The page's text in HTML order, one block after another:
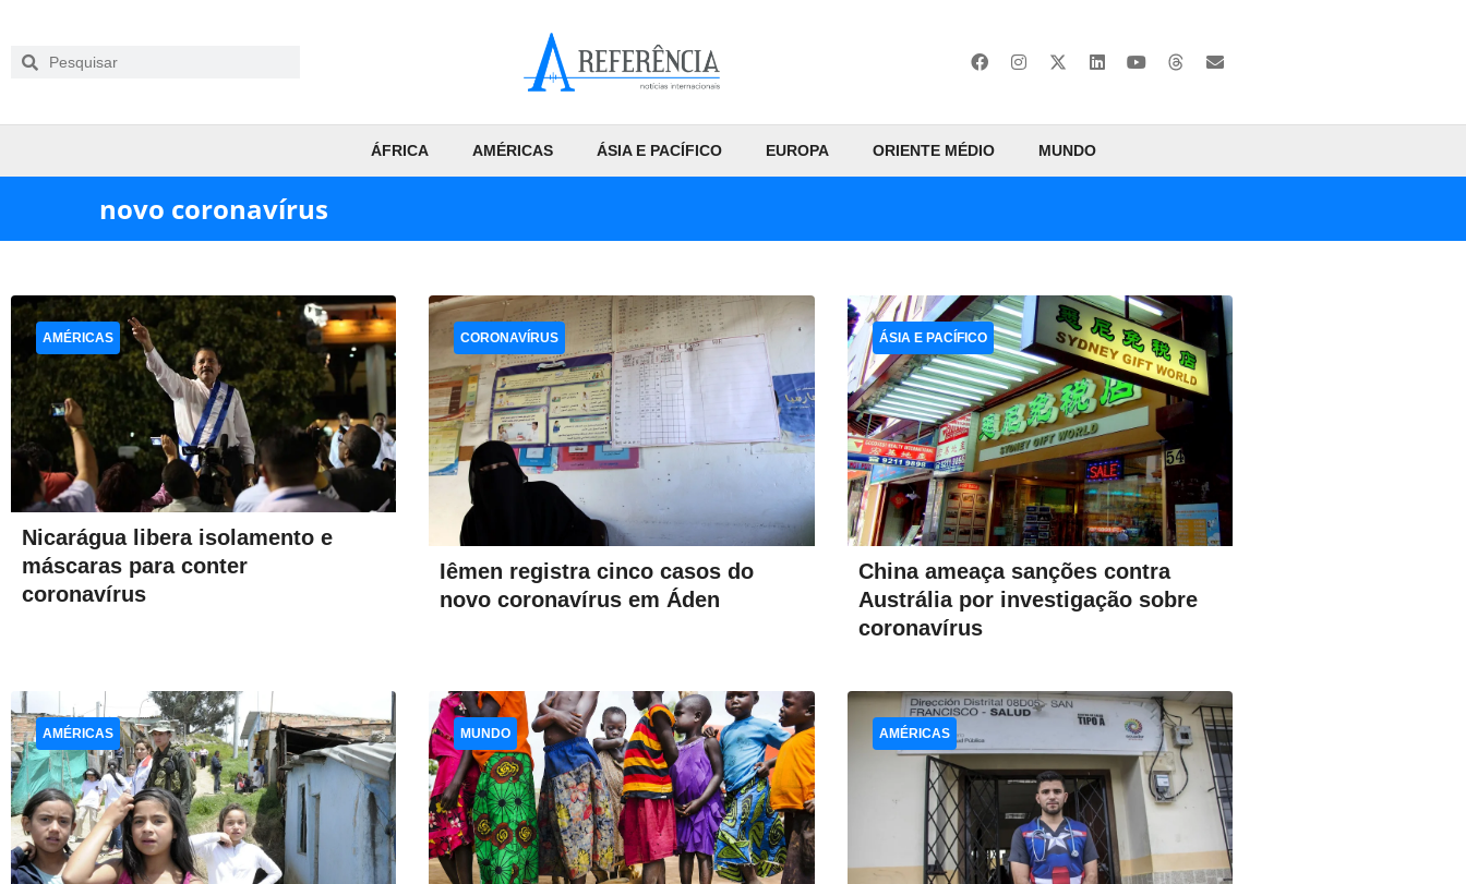
ÁFRICA AMÉRICAS ÁSIA E PACÍFICO EUROPA ORIENTE MÉDIO MUNDO
novo coronavírus
Nicarágua libera isolamento e
máscaras para conter
coronavírus
AMÉRICAS
Iêmen registra cinco casos do
novo coronavírus em Áden
CORONAVÍRUS
China ameaça sanções contra
Austrália por investigação sobre
coronavírus
ÁSIA E PACÍFICO
AMÉRICAS MUNDO AMÉRICAS